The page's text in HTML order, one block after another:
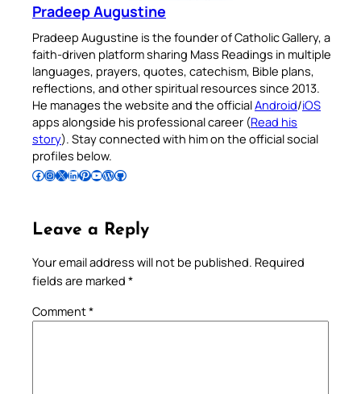
Pradeep Augustine
Pradeep Augustine is the founder of Catholic Gallery, a
faith-driven platform sharing Mass Readings in multiple
languages, prayers, quotes, catechism, Bible plans,
reflections, and other spiritual resources since 2013.
He manages the website and the officialAndroid/iOS
apps alongside his professional career (Read his
story). Stay connected with him on the official social
profiles below.
Follow Pradeep on Facebook Follow Pradeep on InstagramFollow Pradeep on X Follow Pradeep on LinkedIn Follow Pradeep on Pinterest Subscribe to Pradeep’s Youtube Channel Follow Pradeep on WordPress Follow Pradeep on GitHub
Leave a Reply
Your email address will not be published. Required
fields are marked *
Comment*